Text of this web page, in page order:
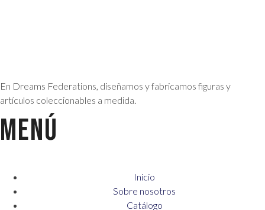
En Dreams Federations, diseñamos y fabricamos figuras y
artículos coleccionables a medida.
MENÚ
Inicio
Sobre nosotros
Catálogo